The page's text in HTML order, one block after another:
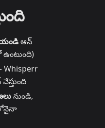
ఆన్
నుండి,